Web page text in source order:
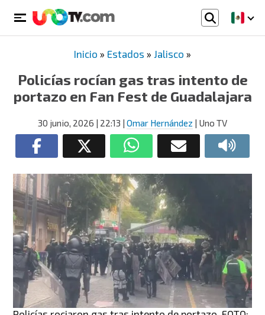
Inicio » Estados » Jalisco »
Policías rocían gas tras intento de
portazo en Fan Fest de Guadalajara
30 junio, 2026 | 22:13 | Omar Hernández | Uno TV